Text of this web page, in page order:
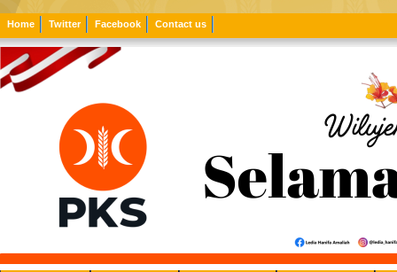
Home Twitter Facebook Contact us